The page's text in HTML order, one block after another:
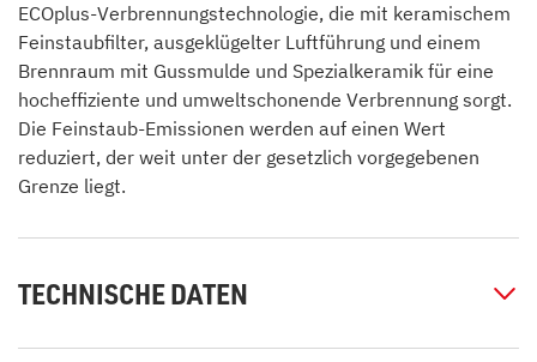
ECOplus-Verbrennungstechnologie, die mit keramischem
Feinstaubfilter, ausgeklügelter Luftführung und einem
Brennraum mit Gussmulde und Spezialkeramik für eine
hocheffiziente und umweltschonende Verbrennung sorgt.
Die Feinstaub-Emissionen werden auf einen Wert
reduziert, der weit unter der gesetzlich vorgegebenen
Grenze liegt.
TECHNISCHE DATEN